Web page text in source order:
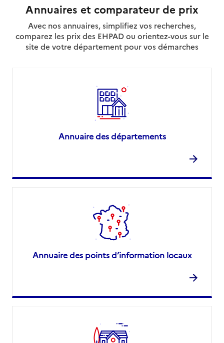
Annuaires et comparateur de prix
Avec nos annuaires, simplifiez vos recherches,
comparez les prix des EHPAD ou orientez-vous sur le
site de votre département pour vos démarches
Annuaire des départements
Annuaire des points d’information locaux